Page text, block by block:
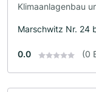
Klimaanlagenbau
Marschwitz Nr. 24
0.0 (0